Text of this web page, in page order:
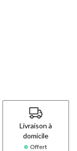
Livraison à
domicile
Offert